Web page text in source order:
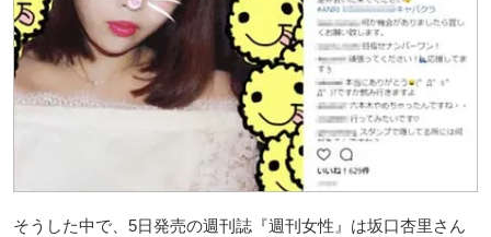
そうした中で、5日発売の週刊誌『週刊女性』は坂口杏里さん